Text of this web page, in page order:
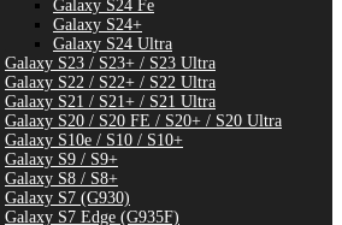
Galaxy S24 Fe
Galaxy S24+
Galaxy S24 Ultra
Galaxy S23 / S23+ / S23 Ultra
Galaxy S22 / S22+ / S22 Ultra
Galaxy S21 / S21+ / S21 Ultra
Galaxy S20 / S20 FE / S20+ / S20 Ultra
Galaxy S10e / S10 / S10+
Galaxy S9 / S9+
Galaxy S8 / S8+
Galaxy S7 (G930)
Galaxy S7 Edge (G935F)